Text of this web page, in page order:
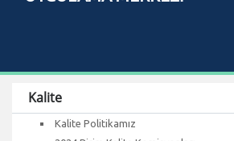
Kalite
Kalite Politikamız